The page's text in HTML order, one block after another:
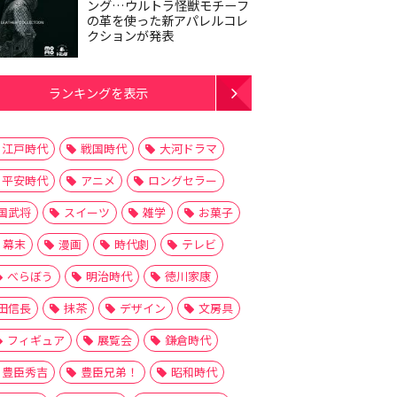
ング…ウルトラ怪獣モチーフ
の革を使った新アパレルコレ
クションが発表
ランキングを表示
江戸時代 戦国時代
大河ドラマ
平安時代
アニメ
ロングセラー
武将
スイーツ 雑学
お菓子
幕末
漫画 時代劇
テレビ
べらぼう
明治時代
徳川家康
信長
抹茶 デザイン
文房具
フィギュア
展覧会
鎌倉時代
豊臣秀吉
豊臣兄弟！
昭和時代